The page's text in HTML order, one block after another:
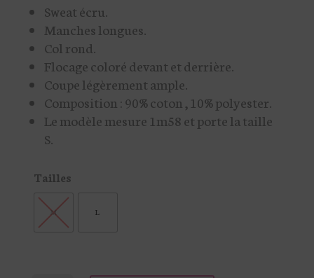
Sweat écru.
Manches longues.
Col rond.
Flocage coloré devant et derrière.
Coupe légèrement ample.
Composition : 90% coton , 10% polyester.
Le modèle mesure 1m58 et porte la taille
S.
Tailles
M L